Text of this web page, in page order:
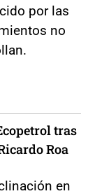
por las
no
tras
Roa
en